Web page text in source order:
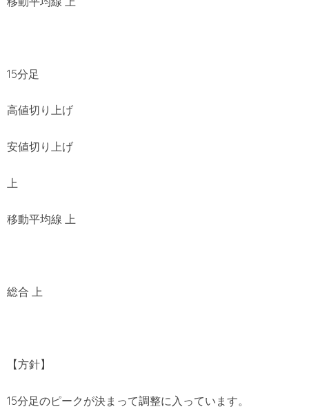
15分足
高値切り上げ
安値切り上げ
上
移動平均線 上
総合 上
【方針】
15分足のピークが決まって調整に入っています。